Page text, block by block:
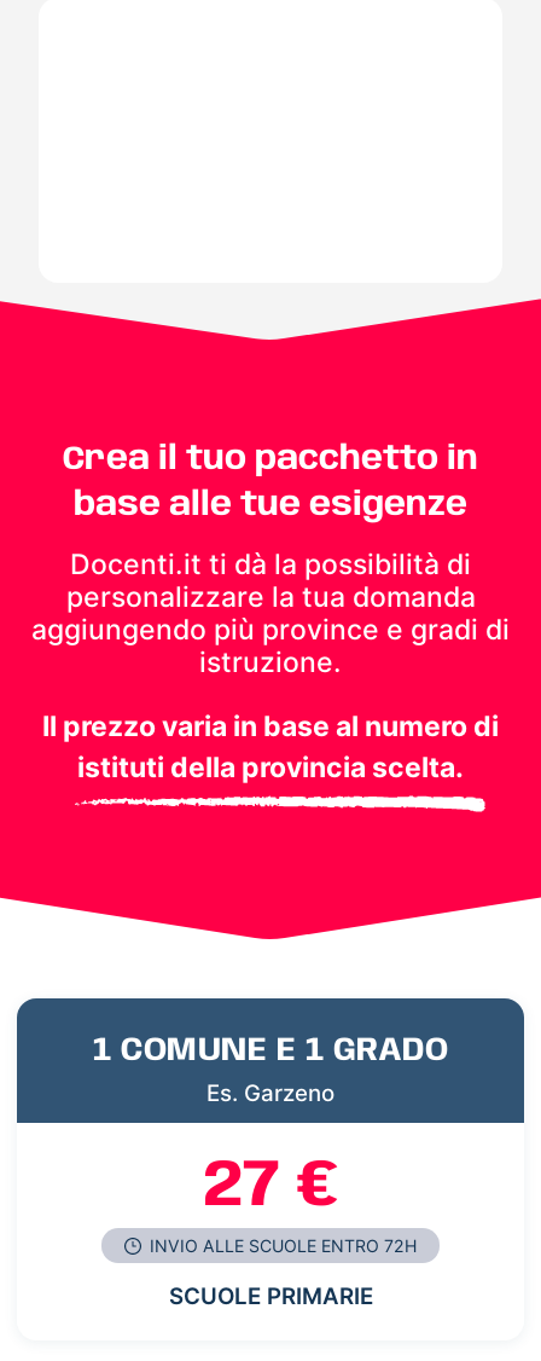
Crea il tuo pacchetto in
base alle tue esigenze
Docenti.it ti dà la possibilità di
personalizzare la tua domanda
aggiungendo più province e gradi di
istruzione.
Il prezzo varia in base al numero di
istituti della provincia scelta.
1 COMUNE E 1 GRADO
Es. Garzeno
27 €
INVIO ALLE SCUOLE ENTRO 72H
SCUOLE PRIMARIE